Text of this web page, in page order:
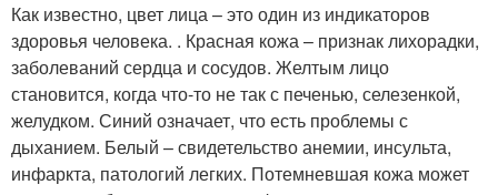
Как известно, цвет лица – это один из индикаторов
здоровья человека. . Красная кожа – признак лихорадки,
заболеваний сердца и сосудов. Желтым лицо
становится, когда что-то не так с печенью, селезенкой,
желудком. Синий означает, что есть проблемы с
дыханием. Белый – свидетельство анемии, инсульта,
инфаркта, патологий легких. Потемневшая кожа может